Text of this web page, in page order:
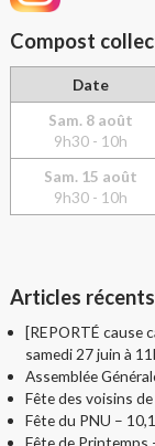
Compost
Date
Sam. 8 août
9h30 - 10h
Sam. 15 août
9h30 - 10h
Articles récents
[REPORTÉ cause
samedi 27 juin à
Assemblée
Fête des voisins de
Fête du PNU –
Fête de Printemps